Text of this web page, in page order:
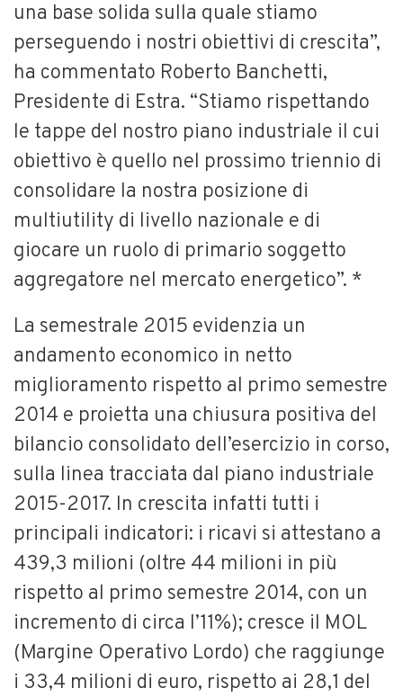
una base solida sulla quale stiamo
perseguendo i nostri obiettivi di crescita”,
ha commentato Roberto Banchetti,
Presidente di Estra. “Stiamo rispettando
le tappe del nostro piano industriale il cui
obiettivo è quello nel prossimo triennio di
consolidare la nostra posizione di
multiutility di livello nazionale e di
giocare un ruolo di primario soggetto
aggregatore nel mercato energetico”. *
La semestrale 2015 evidenzia un
andamento economico in netto
miglioramento rispetto al primo semestre
2014 e proietta una chiusura positiva del
bilancio consolidato dell’esercizio in corso,
sulla linea tracciata dal piano industriale
2015-2017. In crescita infatti tutti i
principali indicatori: i ricavi si attestano a
439,3 milioni (oltre 44 milioni in più
rispetto al primo semestre 2014, con un
incremento di circa l’11%); cresce il MOL
(Margine Operativo Lordo) che raggiunge
i 33,4 milioni di euro, rispetto ai 28,1 del